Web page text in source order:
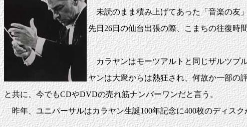
未読のまま積み上げてあった「音楽の友
先日26日の仙台出張の際、こまちの往復時
カラヤンはモーツアルトと同じザルツプ
ヤンは大衆からは熱狂され、何故か一部の
と共に、今でもCDやDVDの売れ筋ナンバーワンだと言う。
昨年、ユニパーサルはカラヤン生誕100年記念に400枚のディス